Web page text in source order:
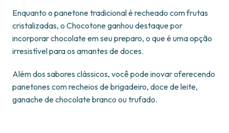
Enquanto o panetone tradicional é recheado com frutas
cristalizadas, o Chocotone ganhou destaque por
incorporar chocolate em seu preparo, o que é uma opção
irresistível para os amantes de doces.
Além dos sabores clássicos, você pode inovar oferecendo
panetones com recheios de brigadeiro, doce de leite,
ganache de chocolate branco ou trufado.